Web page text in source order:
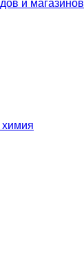
и магазинов